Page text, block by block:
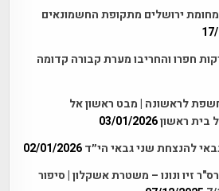
ירושלים מתקופת החשמונאים
חפרו והחריבו מערת קבורה קדומה
לראשונה | מבט ראשון אל
בית ראשון03/01/2026
להנצחת שני גבאי הי״ד 02/01/2026
זיו ונונו – משטרת אשקלון | סיפור